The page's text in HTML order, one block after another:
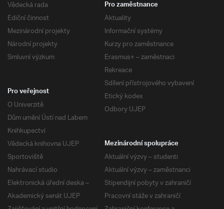
Vědecká rada
Ediční činnost
Mezinárodní projekty
Národní projekty
Smluvní výzkum
Pro zaměstnance
Aktuality
Informační systémy
Kurzy pro zaměstnance
Erasmus+ – zaměstnaci
Rekreace
Sdílení přístrojového vybavení
Etický kodex
Odbory UJEP
Pro veřejnost
O Univerzitě
Dům umění Ústí nad Labem
Knihkupectví
Vědecká knihovna UJEP
Sportoviště
Nahrávací studio
Elektronická úřední deska –
Akademický senát UJEP
Mezinárodní spolupráce
Aktuální výzvy – studenti
Aktuální výzvy – zaměstnanci
Stipendijní pobyty v zahraničí
Pracovní stáže v zahraničí